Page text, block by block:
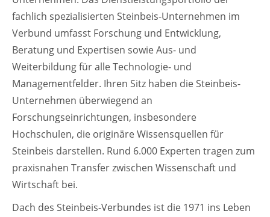
fachlich spezialisierten Steinbeis-Unternehmen im
Verbund umfasst Forschung und Entwicklung,
Beratung und Expertisen sowie Aus- und
Weiterbildung für alle Technologie- und
Managementfelder. Ihren Sitz haben die Steinbeis-
Unternehmen überwiegend an
Forschungseinrichtungen, insbesondere
Hochschulen, die originäre Wissensquellen für
Steinbeis darstellen. Rund 6.000 Experten tragen zum
praxisnahen Transfer zwischen Wissenschaft und
Wirtschaft bei.
Dach des Steinbeis-Verbundes ist die 1971 ins Leben